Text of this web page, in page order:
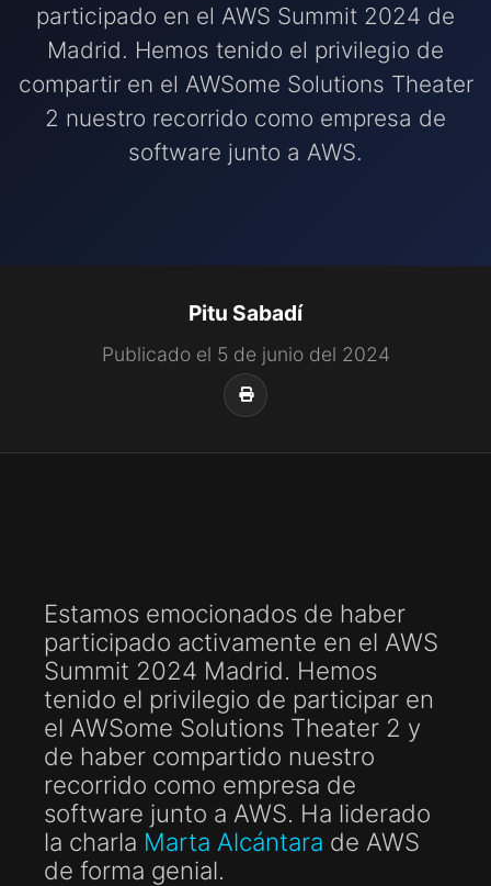
participado en el AWS Summit 2024 de
Madrid. Hemos tenido el privilegio de
compartir en el AWSome Solutions Theater
2 nuestro recorrido como empresa de
software junto a AWS.
Pitu Sabadí
Publicado el 5 de junio del 2024
Estamos emocionados de haber
participado activamente en el AWS
Summit 2024 Madrid. Hemos
tenido el privilegio de participar en
el AWSome Solutions Theater 2 y
de haber compartido nuestro
recorrido como empresa de
software junto a AWS. Ha liderado
la charla Marta Alcántara de AWS
de forma genial.